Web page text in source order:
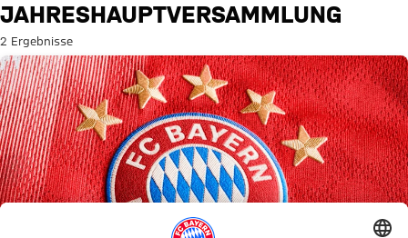
Suche:
JAHRESHAUPTVERSAMMLUNG
2 Ergebnisse